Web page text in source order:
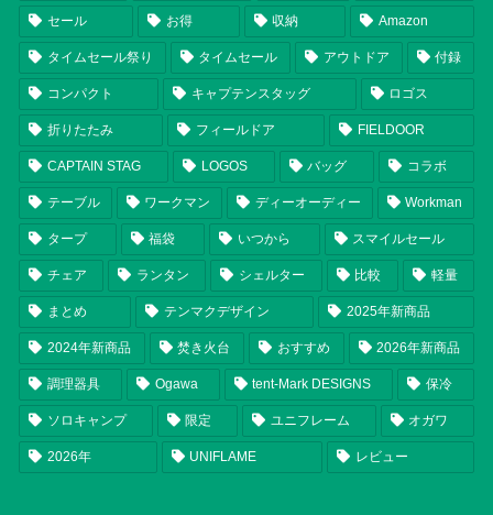
セール お得 収納 Amazon
タイムセール祭り タイムセール アウトドア 付録
コンパクト キャプテンスタッグ ロゴス
折りたたみ フィールドア FIELDOOR
CAPTAIN STAG LOGOS バッグ コラボ
テーブル ワークマン ディーオーディー Workman
タープ 福袋 いつから スマイルセール
チェア ランタン シェルター 比較 軽量
まとめ テンマクデザイン 2025年新商品
2024年新商品 焚き火台 おすすめ 2026年新商品
調理器具 Ogawa tent-Mark DESIGNS 保冷
ソロキャンプ 限定 ユニフレーム オガワ
2026年 UNIFLAME レビュー